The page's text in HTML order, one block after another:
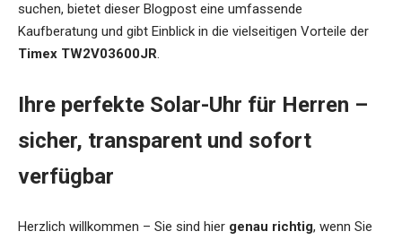
suchen, bietet dieser Blogpost eine umfassende
Kaufberatung und gibt Einblick in die vielseitigen Vorteile der
Timex TW2V03600JR.
Ihre perfekte Solar-Uhr für Herren –
sicher, transparent und sofort
verfügbar
Herzlich willkommen – Sie sind hier genau richtig, wenn Sie